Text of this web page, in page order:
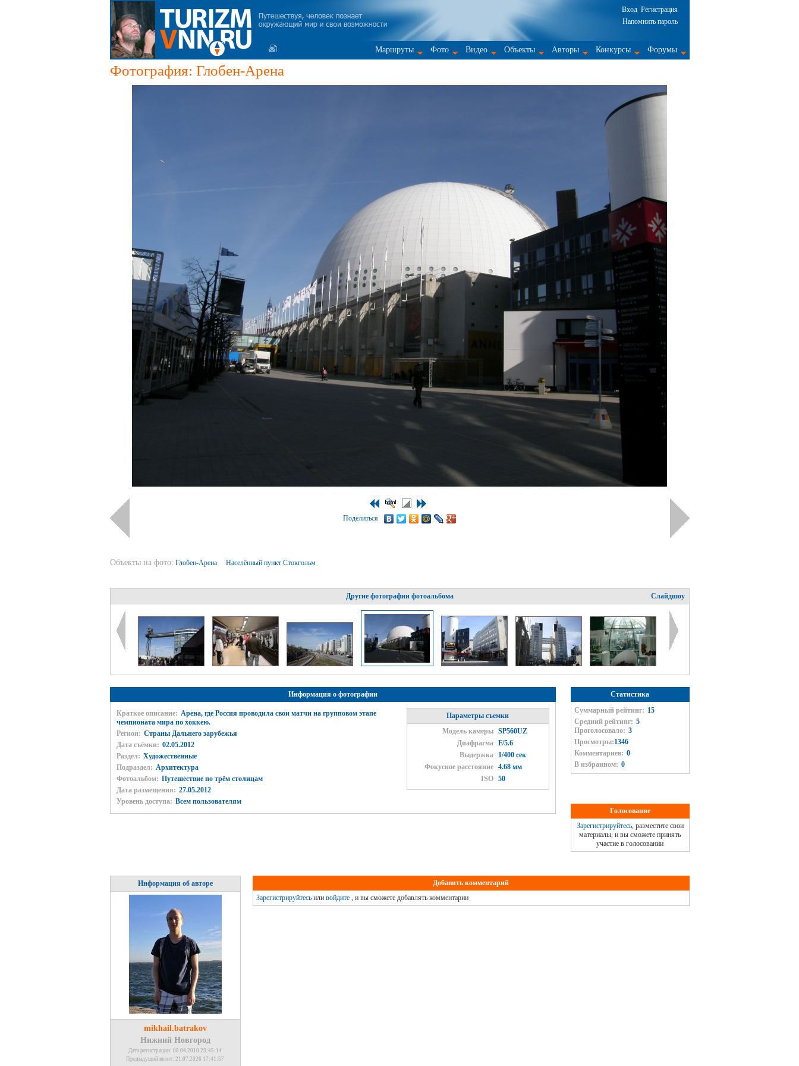
Вход Регистрация
Напомнить пароль
Маршруты Фото Видео Объекты Авторы Конкурсы Форумы
Фотография: Глобен-Арена
Поделиться
Объекты на фото: Глобен-Арена Населённый пункт Стокгольм
Другие фотографии фотоальбома Слайдшоу
Информация о фотографии
Краткое описание: Арена, где Россия проводила свои матчи на групповом этапе
чемпионата мира по хоккею.
Регион: Страны Дальнего зарубежья
Дата съёмки: 02.05.2012
Раздел: Художественные
Подраздел: Архитектура
Фотоальбом: Путешествие по трём столицам
Дата размещения: 27.05.2012
Уровень доступа: Всем пользователям
Параметры съемки
Модель камеры
SP560UZ
Диафрагма
F/5.6
Выдержка
1/400 сек
Фокусное расстояние
4.68 мм
ISO
50
Статистика
Суммарный рейтинг: 15
Средний рейтинг: 5
Проголосовало: 3
Просмотры:1346
Комментариев: 0
В избранном: 0
Голосование
Зарегистрируйтесь, разместите свои
материалы, и вы сможете принять
участие в голосовании
Информация об авторе
mikhail.batrakov
Нижний Новгород
Дата регистрации: 08.04.2010 23:45:14
Предыдущий визит: 21.07.2026 17:41:57
Добавить комментарий
Зарегистрируйтесьили войдите, и вы сможете добавлять комментарии